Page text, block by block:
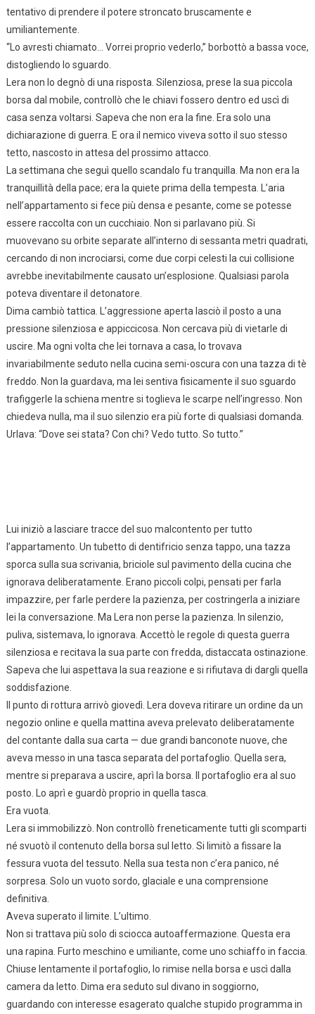
tentativo di prendere il potere stroncato bruscamente e
umiliantemente.
“Lo avresti chiamato… Vorrei proprio vederlo,” borbottò a bassa voce,
distogliendo lo sguardo.
Lera non lo degnò di una risposta. Silenziosa, prese la sua piccola
borsa dal mobile, controllò che le chiavi fossero dentro ed uscì di
casa senza voltarsi. Sapeva che non era la fine. Era solo una
dichiarazione di guerra. E ora il nemico viveva sotto il suo stesso
tetto, nascosto in attesa del prossimo attacco.
La settimana che seguì quello scandalo fu tranquilla. Ma non era la
tranquillità della pace; era la quiete prima della tempesta. L’aria
nell’appartamento si fece più densa e pesante, come se potesse
essere raccolta con un cucchiaio. Non si parlavano più. Si
muovevano su orbite separate all’interno di sessanta metri quadrati,
cercando di non incrociarsi, come due corpi celesti la cui collisione
avrebbe inevitabilmente causato un’esplosione. Qualsiasi parola
poteva diventare il detonatore.
Dima cambiò tattica. L’aggressione aperta lasciò il posto a una
pressione silenziosa e appiccicosa. Non cercava più di vietarle di
uscire. Ma ogni volta che lei tornava a casa, lo trovava
invariabilmente seduto nella cucina semi-oscura con una tazza di tè
freddo. Non la guardava, ma lei sentiva fisicamente il suo sguardo
trafiggerle la schiena mentre si toglieva le scarpe nell’ingresso. Non
chiedeva nulla, ma il suo silenzio era più forte di qualsiasi domanda.
Urlava: “Dove sei stata? Con chi? Vedo tutto. So tutto.”
Lui iniziò a lasciare tracce del suo malcontento per tutto
l’appartamento. Un tubetto di dentifricio senza tappo, una tazza
sporca sulla sua scrivania, briciole sul pavimento della cucina che
ignorava deliberatamente. Erano piccoli colpi, pensati per farla
impazzire, per farle perdere la pazienza, per costringerla a iniziare
lei la conversazione. Ma Lera non perse la pazienza. In silenzio,
puliva, sistemava, lo ignorava. Accettò le regole di questa guerra
silenziosa e recitava la sua parte con fredda, distaccata ostinazione.
Sapeva che lui aspettava la sua reazione e si rifiutava di dargli quella
soddisfazione.
Il punto di rottura arrivò giovedì. Lera doveva ritirare un ordine da un
negozio online e quella mattina aveva prelevato deliberatamente
del contante dalla sua carta — due grandi banconote nuove, che
aveva messo in una tasca separata del portafoglio. Quella sera,
mentre si preparava a uscire, aprì la borsa. Il portafoglio era al suo
posto. Lo aprì e guardò proprio in quella tasca.
Era vuota.
Lera si immobilizzò. Non controllò freneticamente tutti gli scomparti
né svuotò il contenuto della borsa sul letto. Si limitò a fissare la
fessura vuota del tessuto. Nella sua testa non c’era panico, né
sorpresa. Solo un vuoto sordo, glaciale e una comprensione
definitiva.
Aveva superato il limite. L’ultimo.
Non si trattava più solo di sciocca autoaffermazione. Questa era
una rapina. Furto meschino e umiliante, come uno schiaffo in faccia.
Chiuse lentamente il portafoglio, lo rimise nella borsa e uscì dalla
camera da letto. Dima era seduto sul divano in soggiorno,
guardando con interesse esagerato qualche stupido programma in